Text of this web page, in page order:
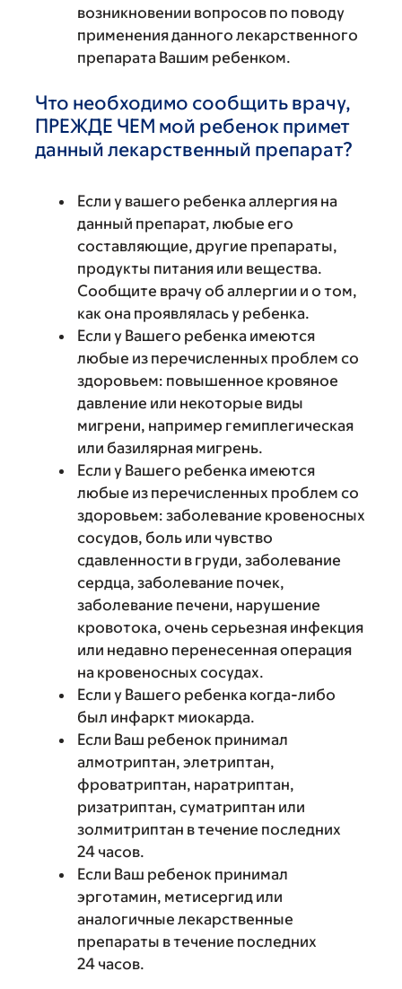
возникновении вопросов по поводу
применения данного лекарственного
препарата Вашим ребенком.
Что необходимо сообщить врачу,
ПРЕЖДЕ ЧЕМ мой ребенок примет
данный лекарственный препарат?
Если у вашего ребенка аллергия на
данный препарат, любые его
составляющие, другие препараты,
продукты питания или вещества.
Сообщите врачу об аллергии и о том,
как она проявлялась у ребенка.
Если у Вашего ребенка имеются
любые из перечисленных проблем со
здоровьем: повышенное кровяное
давление или некоторые виды
мигрени, например гемиплегическая
или базилярная мигрень.
Если у Вашего ребенка имеются
любые из перечисленных проблем со
здоровьем: заболевание кровеносных
сосудов, боль или чувство
сдавленности в груди, заболевание
сердца, заболевание почек,
заболевание печени, нарушение
кровотока, очень серьезная инфекция
или недавно перенесенная операция
на кровеносных сосудах.
Если у Вашего ребенка когда-либо
был инфаркт миокарда.
Если Ваш ребенок принимал
алмотриптан, элетриптан,
фроватриптан, наратриптан,
ризатриптан, суматриптан или
золмитриптан в течение последних
24 часов.
Если Ваш ребенок принимал
эрготамин, метисергид или
аналогичные лекарственные
препараты в течение последних
24 часов.